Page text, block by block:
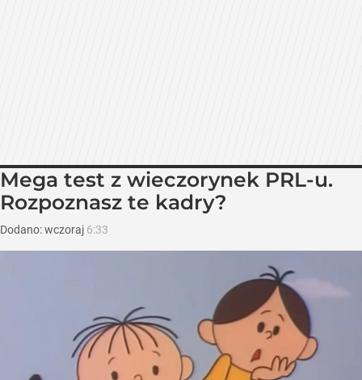
Mega test z wieczorynek PRL-u.
Rozpoznasz te kadry?
Dodano:wczoraj 6:33